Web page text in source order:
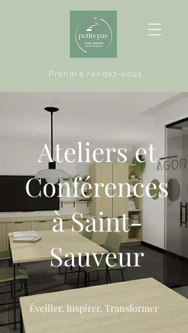
Prendre rendez-vous
Ateliers et
Conférences
à Saint-
Sauveur
Éveiller. Inspirer. Transformer